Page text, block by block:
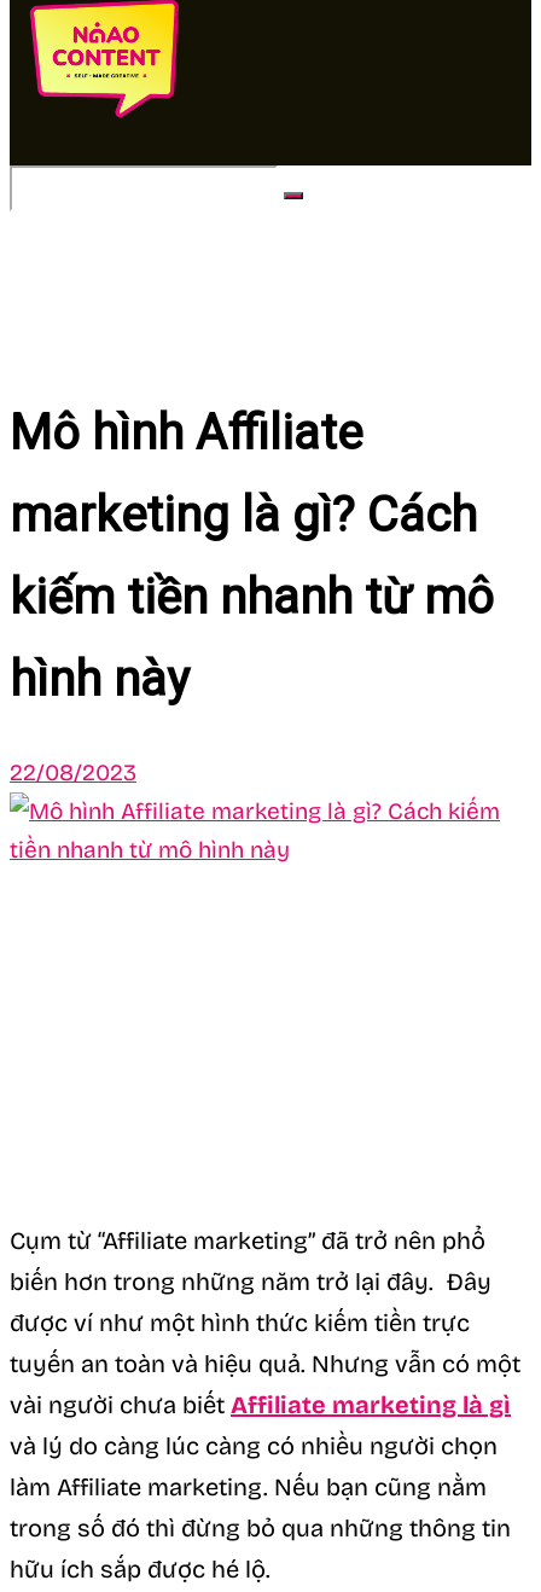
Mô hình Affiliate
marketing là gì? Cách
kiếm tiền nhanh từ mô
hình này
22/08/2023
Cụm từ “Affiliate marketing” đã trở nên phổ
biến hơn trong những năm trở lại đây. Đây
được ví như một hình thức kiếm tiền trực
tuyến an toàn và hiệu quả. Nhưng vẫn có một
vài người chưa biết Affiliate marketing là gì
và lý do càng lúc càng có nhiều người chọn
làm Affiliate marketing. Nếu bạn cũng nằm
trong số đó thì đừng bỏ qua những thông tin
hữu ích sắp được hé lộ.